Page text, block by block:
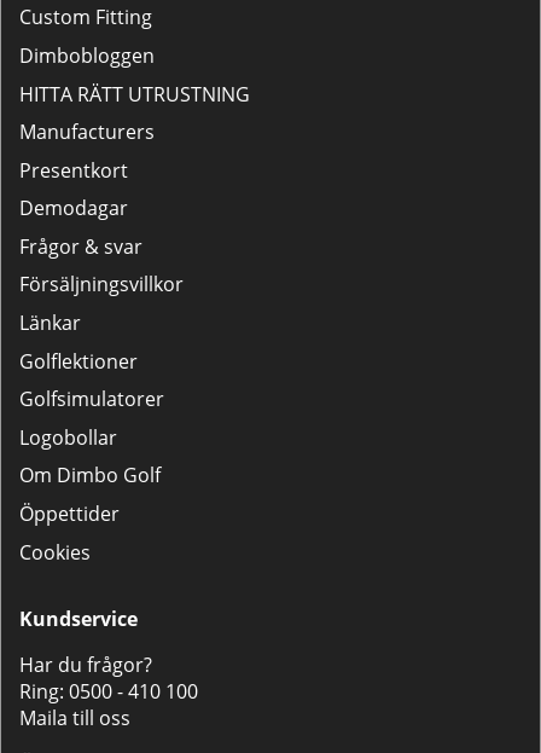
Custom Fitting
Dimbobloggen
HITTA RÄTT UTRUSTNING
Manufacturers
Presentkort
Demodagar
Frågor & svar
Försäljningsvillkor
Länkar
Golflektioner
Golfsimulatorer
Logobollar
Om Dimbo Golf
Öppettider
Cookies
Kundservice
Har du frågor?
Ring: 0500 - 410 100
Maila till oss